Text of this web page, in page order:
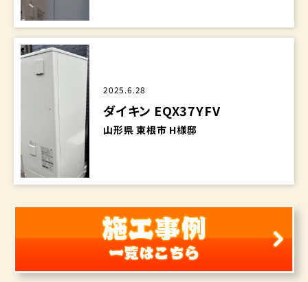
2025.6.28
ダイキン EQX37YFV
山形県 東根市 H様邸